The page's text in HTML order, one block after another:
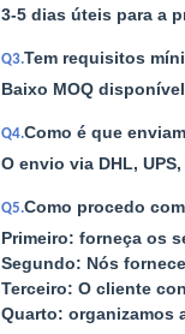
3-5 dias úteis para a
Q3.Tem requisitos
Baixo MOQ
Q4.Como é que
O envio via DHL,
Q5.Como procedo
Primeiro: forneça os
Segundo: Nós
Terceiro: O cliente
Quarto: organizamos